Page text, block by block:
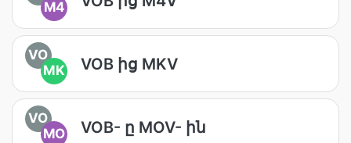
M4
VO
MK
VOB ից MKV
VO
MO
VOB- ը MOV- ին